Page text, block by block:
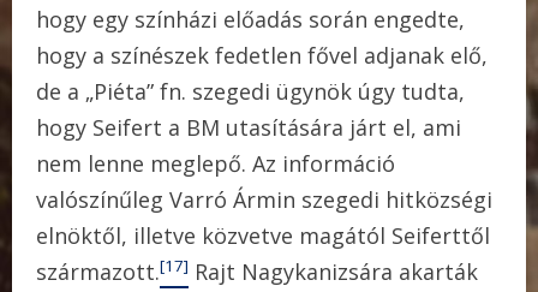
hogy egy színházi előadás során engedte,
hogy a színészek fedetlen fővel adjanak elő,
de a „Piéta” fn. szegedi ügynök úgy tudta,
hogy Seifert a BM utasítására járt el, ami
nem lenne meglepő. Az információ
valószínűleg Varró Ármin szegedi hitközségi
elnöktől, illetve közvetve magától Seiferttől
származott.[17] Rajt Nagykanizsára akarták